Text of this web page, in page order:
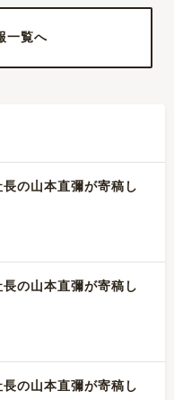
一覧へ
の山本直彌が寄稿し
の山本直彌が寄稿し
の山本直彌が寄稿し